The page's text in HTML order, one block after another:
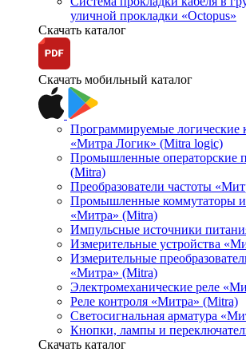
уличной прокладки «Octopus»
Скачать каталог
Скачать мобильный каталог
Программируемые логические
«Митра Логик» (Mitra logic)
Промышленные операторские
(Mitra)
Преобразователи частоты
Промышленные коммутаторы и
«Митра» (Mitra)
Импульсные источники
Измерительные устройства
Измерительные
«Митра» (Mitra)
Электромеханические реле
Реле контроля «Митра» (Mitra)
Светосигнальная арматура
Кнопки, лампы и
Скачать каталог